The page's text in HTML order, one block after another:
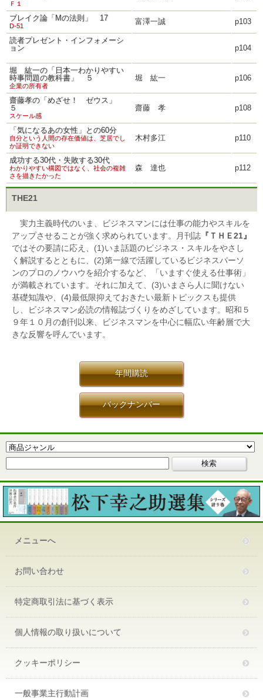
Ｆ１
ブレイク論「Mの法則」 17
D-51 富澤一誠 p103
読者プレゼント・インフォメーシ
ョン
p104
堀 紘一の「日本一わかりやすい
時事問題の教科書」 ５
企業の所有者
堀 紘一 p106
齋藤孝の「めざせ！ ゼウス」
５
スケール感
齋藤 孝 p108
「気になるあの女性」との60分
自分という人間の存在価値は、芝居でし
か証明できない
木村多江 p110
成功する30代・失敗する30代
わかりやすい構図ではなく、社会の複雑
さを描きたかった
森 達也 p112
THE21
実力主義時代のいま、ビジネスマンには仕事の能力やスキルを
アップさせることが強く求められています。月刊誌 『ＴＨＥ21』
ではその要請に応え、(1)いま話題のビジネス・スキルをやさし
く解説するとともに、(2)第一線で活躍しているビジネスパーソ
ンのプロのノウハウを紹介するなど、「いますぐ使える仕事術」
が満載されています。それに加えて、(3)いまさら人に聞けない
基礎知識や、(4)最低限抑えておきたい最新トピックスも提供
し、ビジネスマン必読の情報誌づくりをめざしています。昭和５
９年１０月の創刊以来、ビジネスマンを中心に幅広い年齢層で大
きな反響を呼んでいます。
年間購読
バックナンバー
メニューへ
お問い合わせ
特定商取引法に基づく表示
個人情報の取り扱いについて
クッキーポリシー
一般事業主行動計画